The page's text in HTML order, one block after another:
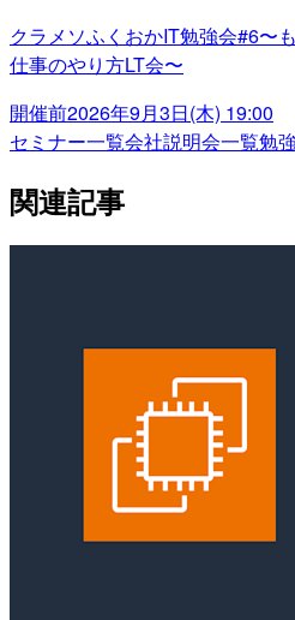
クラメソふくおかIT勉強会#6〜
仕事のやり方LT会〜
開催前2026年9月3日(木) 19:00
セミナー一覧会社説明会一覧勉
関連記事